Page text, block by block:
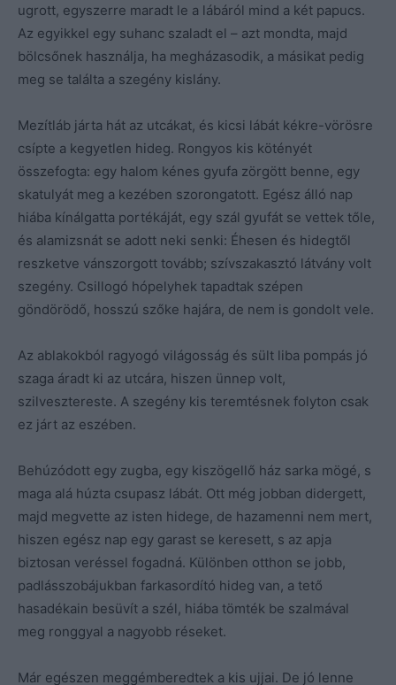
ugrott, egyszerre maradt le a lábáról mind a két papucs.
Az egyikkel egy suhanc szaladt el – azt mondta, majd
bölcsőnek használja, ha megházasodik, a másikat pedig
meg se találta a szegény kislány.
Mezítláb járta hát az utcákat, és kicsi lábát kékre-vörösre
csípte a kegyetlen hideg. Rongyos kis kötényét
összefogta: egy halom kénes gyufa zörgött benne, egy
skatulyát meg a kezében szorongatott. Egész álló nap
hiába kínálgatta portékáját, egy szál gyufát se vettek tőle,
és alamizsnát se adott neki senki: Éhesen és hidegtől
reszketve vánszorgott tovább; szívszakasztó látvány volt
szegény. Csillogó hópelyhek tapadtak szépen
göndörödő, hosszú szőke hajára, de nem is gondolt vele.
Az ablakokból ragyogó világosság és sült liba pompás jó
szaga áradt ki az utcára, hiszen ünnep volt,
szilvesztereste. A szegény kis teremtésnek folyton csak
ez járt az eszében.
Behúzódott egy zugba, egy kiszögellő ház sarka mögé, s
maga alá húzta csupasz lábát. Ott még jobban didergett,
majd megvette az isten hidege, de hazamenni nem mert,
hiszen egész nap egy garast se keresett, s az apja
biztosan veréssel fogadná. Különben otthon se jobb,
padlásszobájukban farkasordító hideg van, a tető
hasadékain besüvít a szél, hiába tömték be szalmával
meg ronggyal a nagyobb réseket.
Már egészen meggémberedtek a kis ujjai. De jó lenne